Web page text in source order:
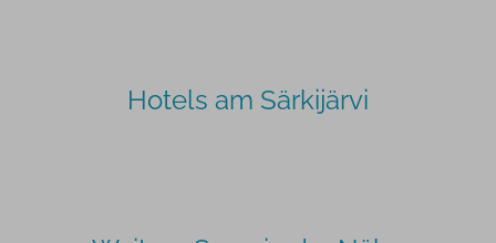
Hotels am Särkijärvi